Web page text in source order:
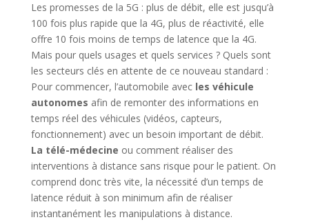
Les promesses de la 5G : plus de débit, elle est jusqu’à
100 fois plus rapide que la 4G, plus de réactivité, elle
offre 10 fois moins de temps de latence que la 4G.
Mais pour quels usages et quels services ? Quels sont
les secteurs clés en attente de ce nouveau standard :
Pour commencer, l’automobile avecles véhicule
autonomes afin de remonter des informations en
temps réel des véhicules (vidéos, capteurs,
fonctionnement) avec un besoin important de débit.
La télé-médecine ou comment réaliser des
interventions à distance sans risque pour le patient. On
comprend donc très vite, la nécessité d’un temps de
latence réduit à son minimum afin de réaliser
instantanément les manipulations à distance.